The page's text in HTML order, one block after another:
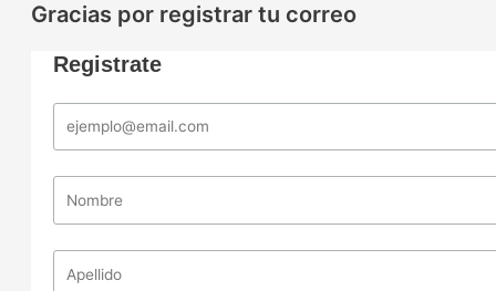
Gracias por registrar tu correo
Registrate